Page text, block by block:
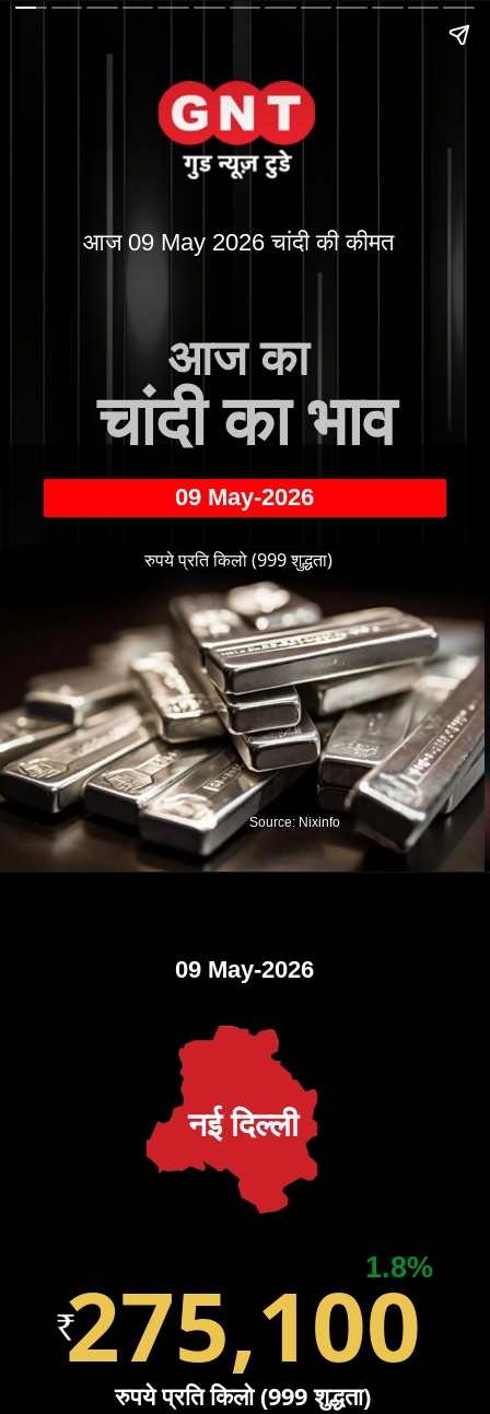
09 May-2026
आज 09 May 2026 चांदी की कीमत
आज का
चांदी का भाव
रुपये प्रति किलो (999 शुद्धता)
Source: Nixinfo
09 May-2026
1.8%
275,100
रुपये प्रति किलो (999 शुद्धता)
नई दिल्ली